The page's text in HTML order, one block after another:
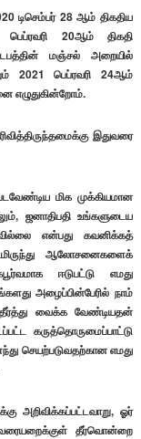
டிசெம்பர் 28 ஆம் திகதிய
20ஆம் திகதி
மஞ்சல் அறையில்
2021 பெப்ரவரி 24ஆம்
எழுதுகின்றோம்.
இதுவரை
மிக முக்கியமான
ஜனாதிபதி உங்களுடைய
என்பது கவனிக்கத்
ஆலோசனைகளைக்
ஈடுபட்டு எமது
அழைப்பின்பேரில் நாம்
தீர்த்து வைக்க வேண்டியதன்
கருத்தொருமைப்பாட்டு
செயற்படுவதற்கான எமது
அறிவிக்கப்பட்டவாறு, ஓர்
வரையறைக்குள் தீர்வொன்றை